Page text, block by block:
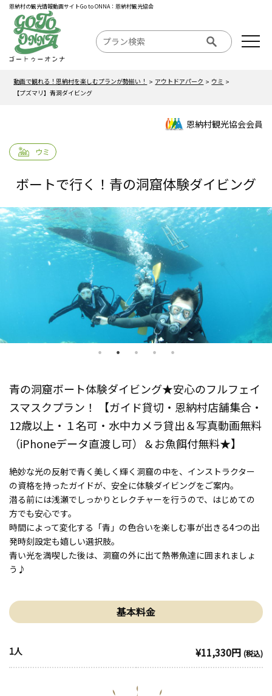
恩納村の観光情報動画サイトGo to ONNA：恩納村観光協会
動画で観れる！恩納村を楽しむプランが勢揃い！ アウトドアパーク
ウミ
【プズマリ】青洞ダイビング
恩納村観光協会会員
ウミ
ボートで行く！青の洞窟体験ダイビング
青の洞窟ボート体験ダイビング★安心のフルフェイ
スマスクプラン！ 【ガイド貸切・恩納村店舗集合・
12歳以上・１名可・水中カメラ貸出＆写真動画無料
（iPhoneデータ直渡し可）＆お魚餌付無料★】
絶妙な光の反射で青く美しく輝く洞窟の中を、インストラクター
の資格を持ったガイドが、安全に体験ダイビングをご案内。
潜る前には浅瀬でしっかりとレクチャーを行うので、はじめての
方でも安心です。
時間によって変化する「青」の色合いを楽しむ事が出きる4つの出
発時刻設定も嬉しい選択肢。
青い光を満喫した後は、洞窟の外に出て熱帯魚達に囲まれましょ
う♪
基本料金
1人 ¥11,330円 (税込)